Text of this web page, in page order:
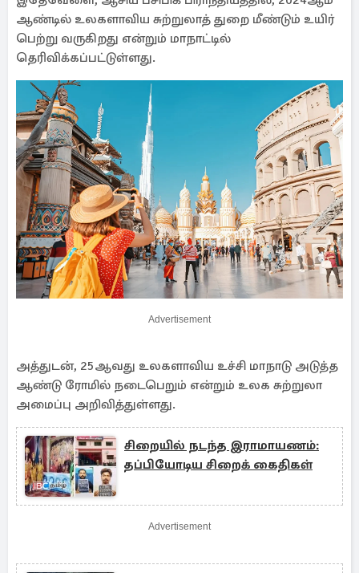
ஆண்டில் உலகளாவிய சுற்றுலாத் துறை மீண்டும் உயிர்
பெற்று வருகிறது என்றும் மாநாட்டில்
தெரிவிக்கப்பட்டுள்ளது.
Advertisement
அத்துடன், 25ஆவது உலகளாவிய உச்சி மாநாடு அடுத்த
ஆண்டு ரோமில் நடைபெறும் என்றும் உலக சுற்றுலா
அமைப்பு அறிவித்துள்ளது.
சிறையில் நடந்த இராமாயணம்:
தப்பியோடிய சிறைக் கைதிகள்
Advertisement